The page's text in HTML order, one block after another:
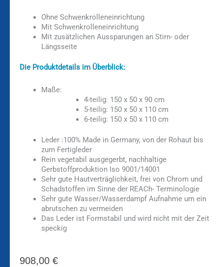
Ohne Schwenkrolleneinrichtung
Mit Schwenkrolleneinrichtung
Mit zusätzlichen Aussparungen an Stirn- oder
Längsseite
Die Produktdetails im Überblick:
Maße:
4-teilig: 150 x 50 x 90 cm
5-teilig: 150 x 50 x 110 cm
6-teilig: 150 x 50 x 110 cm
Leder :100% Made in Germany, von der Rohaut bis
zum Fertigleder
Rein vegetabil ausgegerbt, nachhaltige
Gerbstoffproduktion Iso 9001/14001
Sehr gute Hautverträglichkeit, frei von Chrom und
Schadstoffen im Sinne der REACh- Terminologie
Sehr gute Wasser/Wasserdampf Aufnahme um ein
abrutschen zu vermeiden
Das Leder ist Formstabil und wird nicht mit der Zeit
speckig
908,00 €